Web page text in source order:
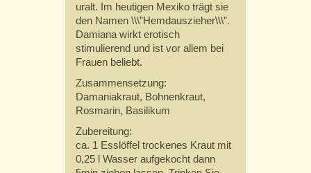
uralt. Im heutigen Mexiko trägt sie
den Namen \\\”Hemdauszieher\\\”.
Damiana wirkt erotisch
stimulierend und ist vor allem bei
Frauen beliebt.
Zusammensetzung:
Damaniakraut, Bohnenkraut,
Rosmarin, Basilikum
Zubereitung:
ca. 1 Esslöffel trockenes Kraut mit
0,25 l Wasser aufgekocht dann